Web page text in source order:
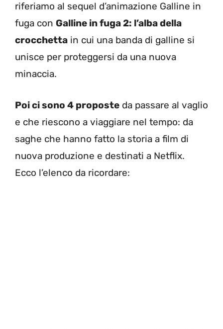
riferiamo al sequel d’animazione Galline in
fuga con Galline in fuga 2: l’alba della
crocchetta in cui una banda di galline si
unisce per proteggersi da una nuova
minaccia.
Poi ci sono 4 proposte da passare al vaglio
e che riescono a viaggiare nel tempo: da
saghe che hanno fatto la storia a film di
nuova produzione e destinati a Netflix.
Ecco l’elenco da ricordare: